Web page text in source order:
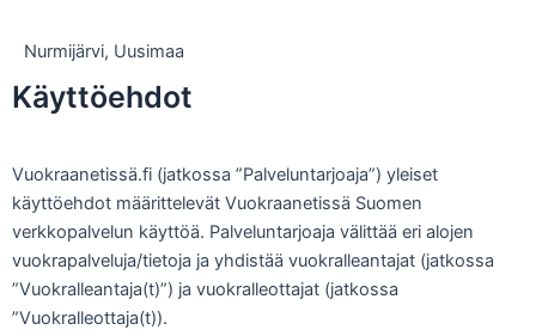
Nurmijärvi, Uusimaa
Käyttöehdot
Vuokraanetissä.fi (jatkossa ”Palveluntarjoaja”) yleiset
käyttöehdot määrittelevät Vuokraanetissä Suomen
verkkopalvelun käyttöä. Palveluntarjoaja välittää eri alojen
vuokrapalveluja/tietoja ja yhdistää vuokralleantajat (jatkossa
”Vuokralleantaja(t)”) ja vuokralleottajat (jatkossa
”Vuokralleottaja(t)).